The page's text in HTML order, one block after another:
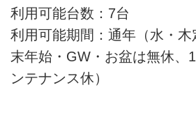
利用可能台数：7台
利用可能期間：通年（水・
末年始・GW・お盆は無休、
ンテナンス休）